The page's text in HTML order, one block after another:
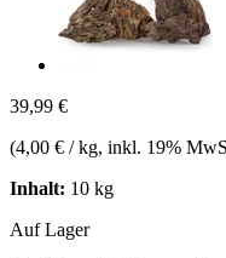
39,99 €
(4,00 € / kg, inkl. 19%
Inhalt: 10 kg
Auf Lager